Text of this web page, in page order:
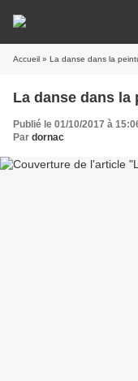
Accueil » La danse dans la
La danse dans la
Publié le 01/10/2017 à
Par dornac